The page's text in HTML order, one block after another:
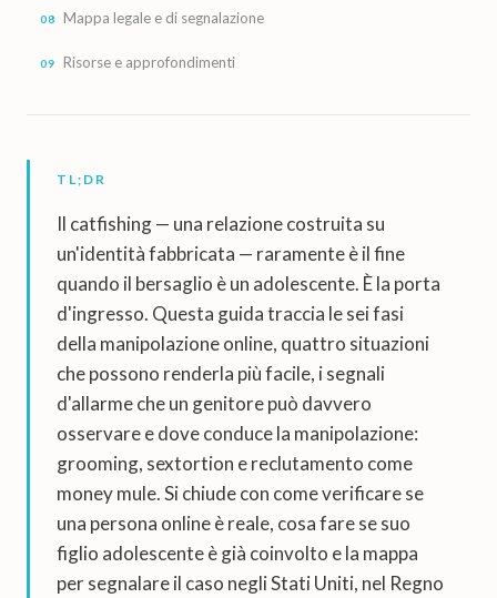
Mappa legale e di segnalazione
Risorse e approfondimenti
TL;DR
Il catfishing — una relazione costruita su
un'identità fabbricata — raramente è il fine
quando il bersaglio è un adolescente. È la porta
d'ingresso. Questa guida traccia le sei fasi
della manipolazione online, quattro situazioni
che possono renderla più facile, i segnali
d'allarme che un genitore può davvero
osservare e dove conduce la manipolazione:
grooming, sextortion e reclutamento come
money mule. Si chiude con come verificare se
una persona online è reale, cosa fare se suo
figlio adolescente è già coinvolto e la mappa
per segnalare il caso negli Stati Uniti, nel Regno